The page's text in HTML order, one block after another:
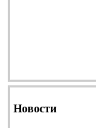
Новости